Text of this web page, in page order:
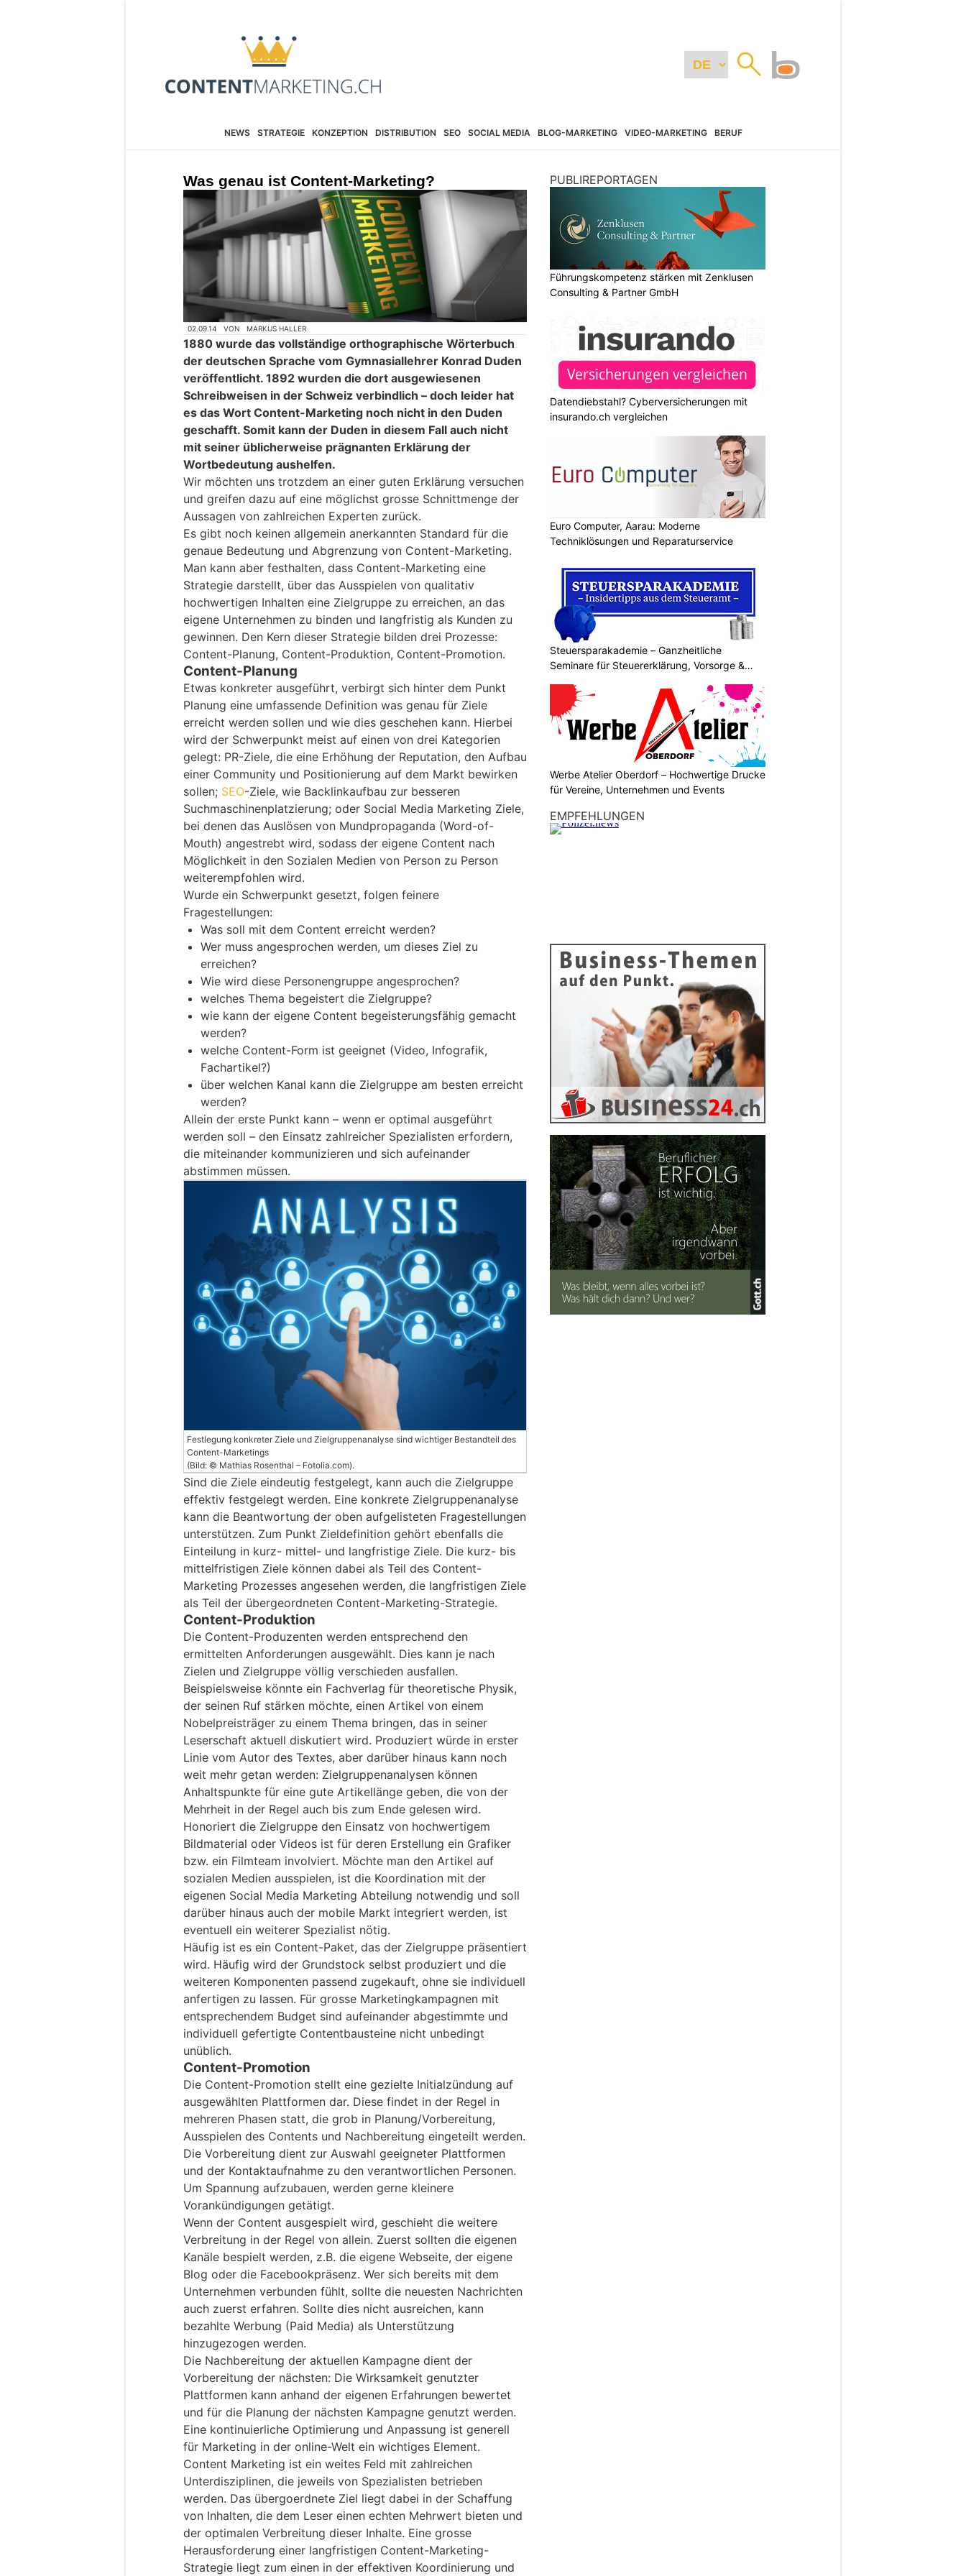
NEWS STRATEGIE KONZEPTION DISTRIBUTION SEO SOCIAL MEDIA BLOG-MARKETING VIDEO-MARKETING BERUF
Was genau ist Content-Marketing?
02.09.14 VON MARKUS HALLER
1880 wurde das vollständige orthographische Wörterbuch
der deutschen Sprache vom Gymnasiallehrer Konrad Duden
veröffentlicht. 1892 wurden die dort ausgewiesenen
Schreibweisen in der Schweiz verbindlich – doch leider hat
es das Wort Content-Marketing noch nicht in den Duden
geschafft. Somit kann der Duden in diesem Fall auch nicht
mit seiner üblicherweise prägnanten Erklärung der
Wortbedeutung aushelfen.
Wir möchten uns trotzdem an einer guten Erklärung versuchen
und greifen dazu auf eine möglichst grosse Schnittmenge der
Aussagen von zahlreichen Experten zurück.
Es gibt noch keinen allgemein anerkannten Standard für die
genaue Bedeutung und Abgrenzung von Content-Marketing.
Man kann aber festhalten, dass Content-Marketing eine
Strategie darstellt, über das Ausspielen von qualitativ
hochwertigen Inhalten eine Zielgruppe zu erreichen, an das
eigene Unternehmen zu binden und langfristig als Kunden zu
gewinnen. Den Kern dieser Strategie bilden drei Prozesse:
Content-Planung, Content-Produktion, Content-Promotion.
Content-Planung
Etwas konkreter ausgeführt, verbirgt sich hinter dem Punkt
Planung eine umfassende Definition was genau für Ziele
erreicht werden sollen und wie dies geschehen kann. Hierbei
wird der Schwerpunkt meist auf einen von drei Kategorien
gelegt: PR-Ziele, die eine Erhöhung der Reputation, den Aufbau
einer Community und Positionierung auf dem Markt bewirken
sollen; SEO-Ziele, wie Backlinkaufbau zur besseren
Suchmaschinenplatzierung; oder Social Media Marketing Ziele,
bei denen das Auslösen von Mundpropaganda (Word-of-
Mouth) angestrebt wird, sodass der eigene Content nach
Möglichkeit in den Sozialen Medien von Person zu Person
weiterempfohlen wird.
Wurde ein Schwerpunkt gesetzt, folgen feinere
Fragestellungen:
Was soll mit dem Content erreicht werden?
Wer muss angesprochen werden, um dieses Ziel zu
erreichen?
Wie wird diese Personengruppe angesprochen?
welches Thema begeistert die Zielgruppe?
wie kann der eigene Content begeisterungsfähig gemacht
werden?
welche Content-Form ist geeignet (Video, Infografik,
Fachartikel?)
über welchen Kanal kann die Zielgruppe am besten erreicht
werden?
Allein der erste Punkt kann – wenn er optimal ausgeführt
werden soll – den Einsatz zahlreicher Spezialisten erfordern,
die miteinander kommunizieren und sich aufeinander
abstimmen müssen.
Festlegung konkreter Ziele und Zielgruppenanalyse sind wichtiger Bestandteil des
Content-Marketings
(Bild: © Mathias Rosenthal – Fotolia.com).
Sind die Ziele eindeutig festgelegt, kann auch die Zielgruppe
effektiv festgelegt werden. Eine konkrete Zielgruppenanalyse
kann die Beantwortung der oben aufgelisteten Fragestellungen
unterstützen. Zum Punkt Zieldefinition gehört ebenfalls die
Einteilung in kurz- mittel- und langfristige Ziele. Die kurz- bis
mittelfristigen Ziele können dabei als Teil des Content-
Marketing Prozesses angesehen werden, die langfristigen Ziele
als Teil der übergeordneten Content-Marketing-Strategie.
Content-Produktion
Die Content-Produzenten werden entsprechend den
ermittelten Anforderungen ausgewählt. Dies kann je nach
Zielen und Zielgruppe völlig verschieden ausfallen.
Beispielsweise könnte ein Fachverlag für theoretische Physik,
der seinen Ruf stärken möchte, einen Artikel von einem
Nobelpreisträger zu einem Thema bringen, das in seiner
Leserschaft aktuell diskutiert wird. Produziert würde in erster
Linie vom Autor des Textes, aber darüber hinaus kann noch
weit mehr getan werden: Zielgruppenanalysen können
Anhaltspunkte für eine gute Artikellänge geben, die von der
Mehrheit in der Regel auch bis zum Ende gelesen wird.
Honoriert die Zielgruppe den Einsatz von hochwertigem
Bildmaterial oder Videos ist für deren Erstellung ein Grafiker
bzw. ein Filmteam involviert. Möchte man den Artikel auf
sozialen Medien ausspielen, ist die Koordination mit der
eigenen Social Media Marketing Abteilung notwendig und soll
darüber hinaus auch der mobile Markt integriert werden, ist
eventuell ein weiterer Spezialist nötig.
Häufig ist es ein Content-Paket, das der Zielgruppe präsentiert
wird. Häufig wird der Grundstock selbst produziert und die
weiteren Komponenten passend zugekauft, ohne sie individuell
anfertigen zu lassen. Für grosse Marketingkampagnen mit
entsprechendem Budget sind aufeinander abgestimmte und
individuell gefertigte Contentbausteine nicht unbedingt
unüblich.
Content-Promotion
Die Content-Promotion stellt eine gezielte Initialzündung auf
ausgewählten Plattformen dar. Diese findet in der Regel in
mehreren Phasen statt, die grob in Planung/Vorbereitung,
Ausspielen des Contents und Nachbereitung eingeteilt werden.
Die Vorbereitung dient zur Auswahl geeigneter Plattformen
und der Kontaktaufnahme zu den verantwortlichen Personen.
Um Spannung aufzubauen, werden gerne kleinere
Vorankündigungen getätigt.
Wenn der Content ausgespielt wird, geschieht die weitere
Verbreitung in der Regel von allein. Zuerst sollten die eigenen
Kanäle bespielt werden, z.B. die eigene Webseite, der eigene
Blog oder die Facebookpräsenz. Wer sich bereits mit dem
Unternehmen verbunden fühlt, sollte die neuesten Nachrichten
auch zuerst erfahren. Sollte dies nicht ausreichen, kann
bezahlte Werbung (Paid Media) als Unterstützung
hinzugezogen werden.
Die Nachbereitung der aktuellen Kampagne dient der
Vorbereitung der nächsten: Die Wirksamkeit genutzter
Plattformen kann anhand der eigenen Erfahrungen bewertet
und für die Planung der nächsten Kampagne genutzt werden.
Eine kontinuierliche Optimierung und Anpassung ist generell
für Marketing in der online-Welt ein wichtiges Element.
Content Marketing ist ein weites Feld mit zahlreichen
Unterdisziplinen, die jeweils von Spezialisten betrieben
werden. Das übergoerdnete Ziel liegt dabei in der Schaffung
von Inhalten, die dem Leser einen echten Mehrwert bieten und
der optimalen Verbreitung dieser Inhalte. Eine grosse
Herausforderung einer langfristigen Content-Marketing-
Strategie liegt zum einen in der effektiven Koordinierung und
PUBLIREPORTAGEN
Führungskompetenz stärken mit Zenklusen
Consulting & Partner GmbH
Datendiebstahl? Cyberversicherungen mit
insurando.ch vergleichen
Euro Computer, Aarau: Moderne
Techniklösungen und Reparaturservice
Steuersparakademie – Ganzheitliche
Seminare für Steuererklärung, Vorsorge &
Werbe Atelier Oberdorf – Hochwertige Drucke
für Vereine, Unternehmen und Events
EMPFEHLUNGEN